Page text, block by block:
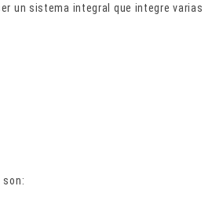
un sistema integral que integre varias
son: